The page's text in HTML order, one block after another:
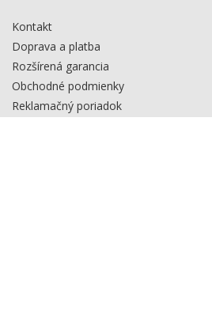
Kontakt
Doprava a platba
Rozšírená garancia
Obchodné podmienky
Reklamačný poriadok